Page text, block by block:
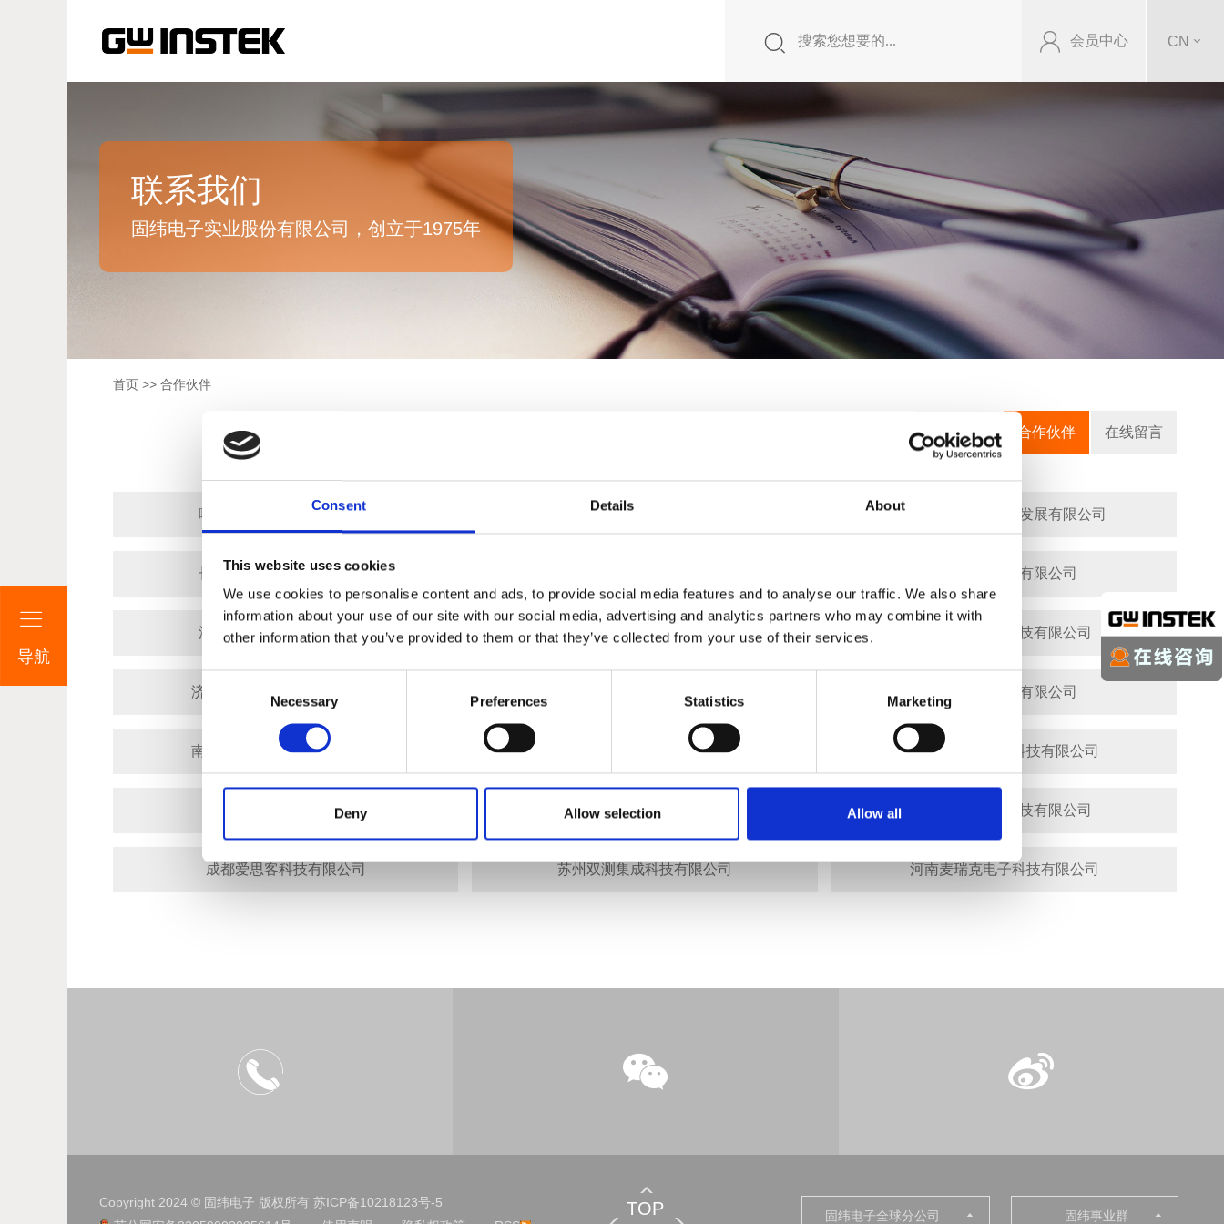
Consent Details About
This website uses cookies
We use cookies to personalise content and ads, to provide social media features and to analyse our traffic. We also share
information about your use of our site with our social media, advertising and analytics partners who may combine it with
other information that you’ve provided to them or that they’ve collected from your use of their services.
Selection
Necessary Preferences Statistics Marketing
Deny Allow selection Allow all
导航
会员中心 CN
联系我们
固纬电子实业股份有限公司，创立于1975年
首页>> 合作伙伴
联系信息 合作伙伴 在线留言
咏绎科技（上海）有限公司 苏州德计仪器仪表有限公司 长春联创世纪科技发展有限公司
长沙丰锦电子科技有限公司 陕西创高电子有限公司
深圳市普利尔科技有限公司 深圳市领测仪器仪表有限公司 合肥新普仪测科技有限公司
济南金力通电子设备有限公司 杭州正东电子有限公司
南京恒经通电子科技有限公司 杭州双测电子有限公司 苏州泰伟捷电子科技有限公司
佛山准测电子有限公司 广州市伯恒电子科技有限公司 上海瀚醭电子科技有限公司
成都爱思客科技有限公司 苏州双测集成科技有限公司 河南麦瑞克电子科技有限公司
Copyright 2024 © 固纬电子 版权所有 苏ICP备10218123号-5
TOP 固纬电子全球分公司 固纬事业群